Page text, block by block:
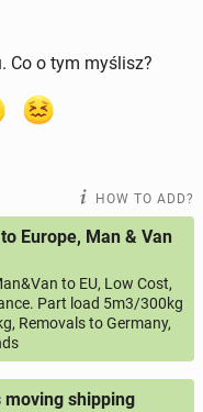
Co o tym myślisz?
HOW TO ADD?
Europe, Man & Van
to EU, Low Cost,
Part load 5m3/300kg
Removals to Germany,
shipping